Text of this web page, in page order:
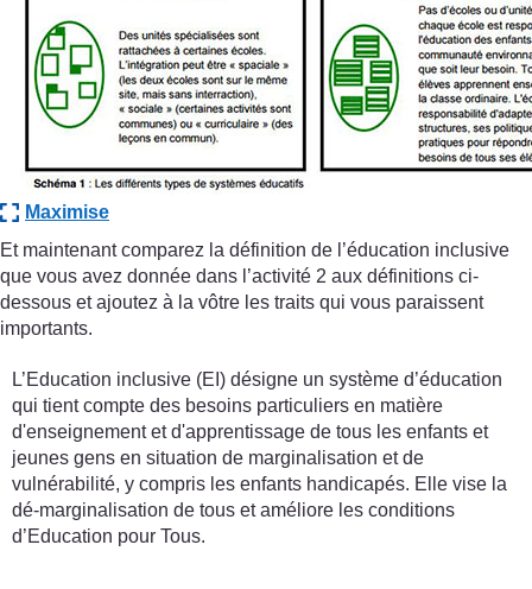
Maximise
Et maintenant comparez la définition de l’éducation inclusive
que vous avez donnée dans l’activité 2 aux définitions ci-
dessous et ajoutez à la vôtre les traits qui vous paraissent
importants.
L’Education inclusive (EI) désigne un système d’éducation
qui tient compte des besoins particuliers en matière
d'enseignement et d'apprentissage de tous les enfants et
jeunes gens en situation de marginalisation et de
vulnérabilité, y compris les enfants handicapés. Elle vise la
dé-marginalisation de tous et améliore les conditions
d’Education pour Tous.